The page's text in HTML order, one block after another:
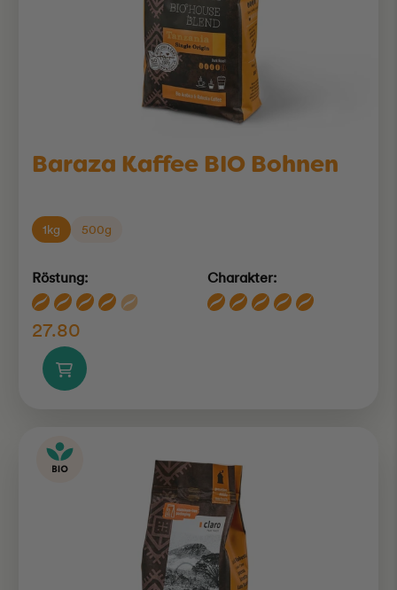
Baraza Kaffee BIO Bohnen
1kg 500g
Röstung: Charakter:
27.80